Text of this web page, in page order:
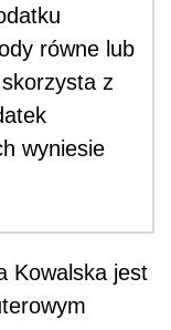
równe lub
z
wyniesie
Kowalska jest